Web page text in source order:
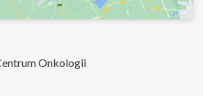
Onkologii